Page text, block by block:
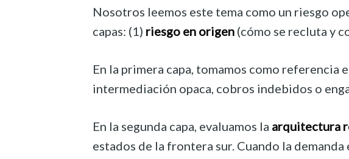
Nosotros leemos este tema como un riesgo
capas: (1) riesgo en origen (cómo se recluta y
En la primera capa, tomamos como
intermediación opaca, cobros indebidos o
En la segunda capa, evaluamos la arquitectura
estados de la frontera sur. Cuando la